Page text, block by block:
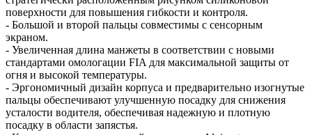
поверхности для повышения гибкости и контроля.
- Большой и второй пальцы совместимы с сенсорным
экраном.
- Увеличенная длина манжеты в соответствии с новыми
стандартами омологации FIA для максимальной защиты от
огня и высокой температуры.
- Эргономичный дизайн корпуса и предварительно изогнутые
пальцы обеспечивают улучшенную посадку для снижения
усталости водителя, обеспечивая надежную и плотную
посадку в области запястья.